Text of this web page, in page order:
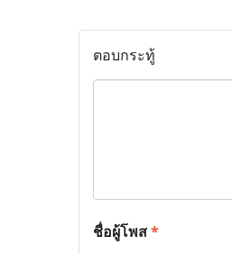
ตอบกระทู้
ชื่อผู้โพส*